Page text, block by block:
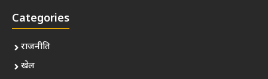
Categories
राजनीति
खेल